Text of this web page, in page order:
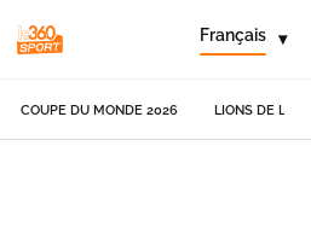
Français ▾
COUPE DU MONDE 2026 LIONS DE